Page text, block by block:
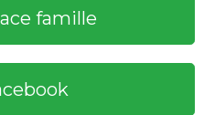
famille